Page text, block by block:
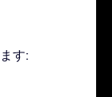
す: